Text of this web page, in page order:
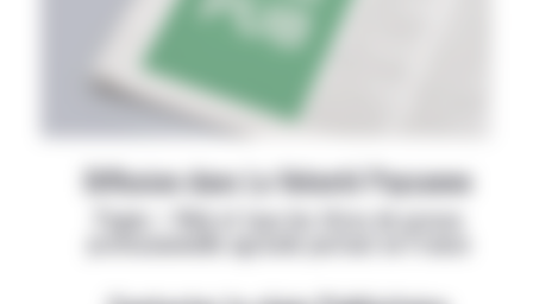
Diffusion dans La Volonté Paysanne
Papier + Web et tous les titres de presse